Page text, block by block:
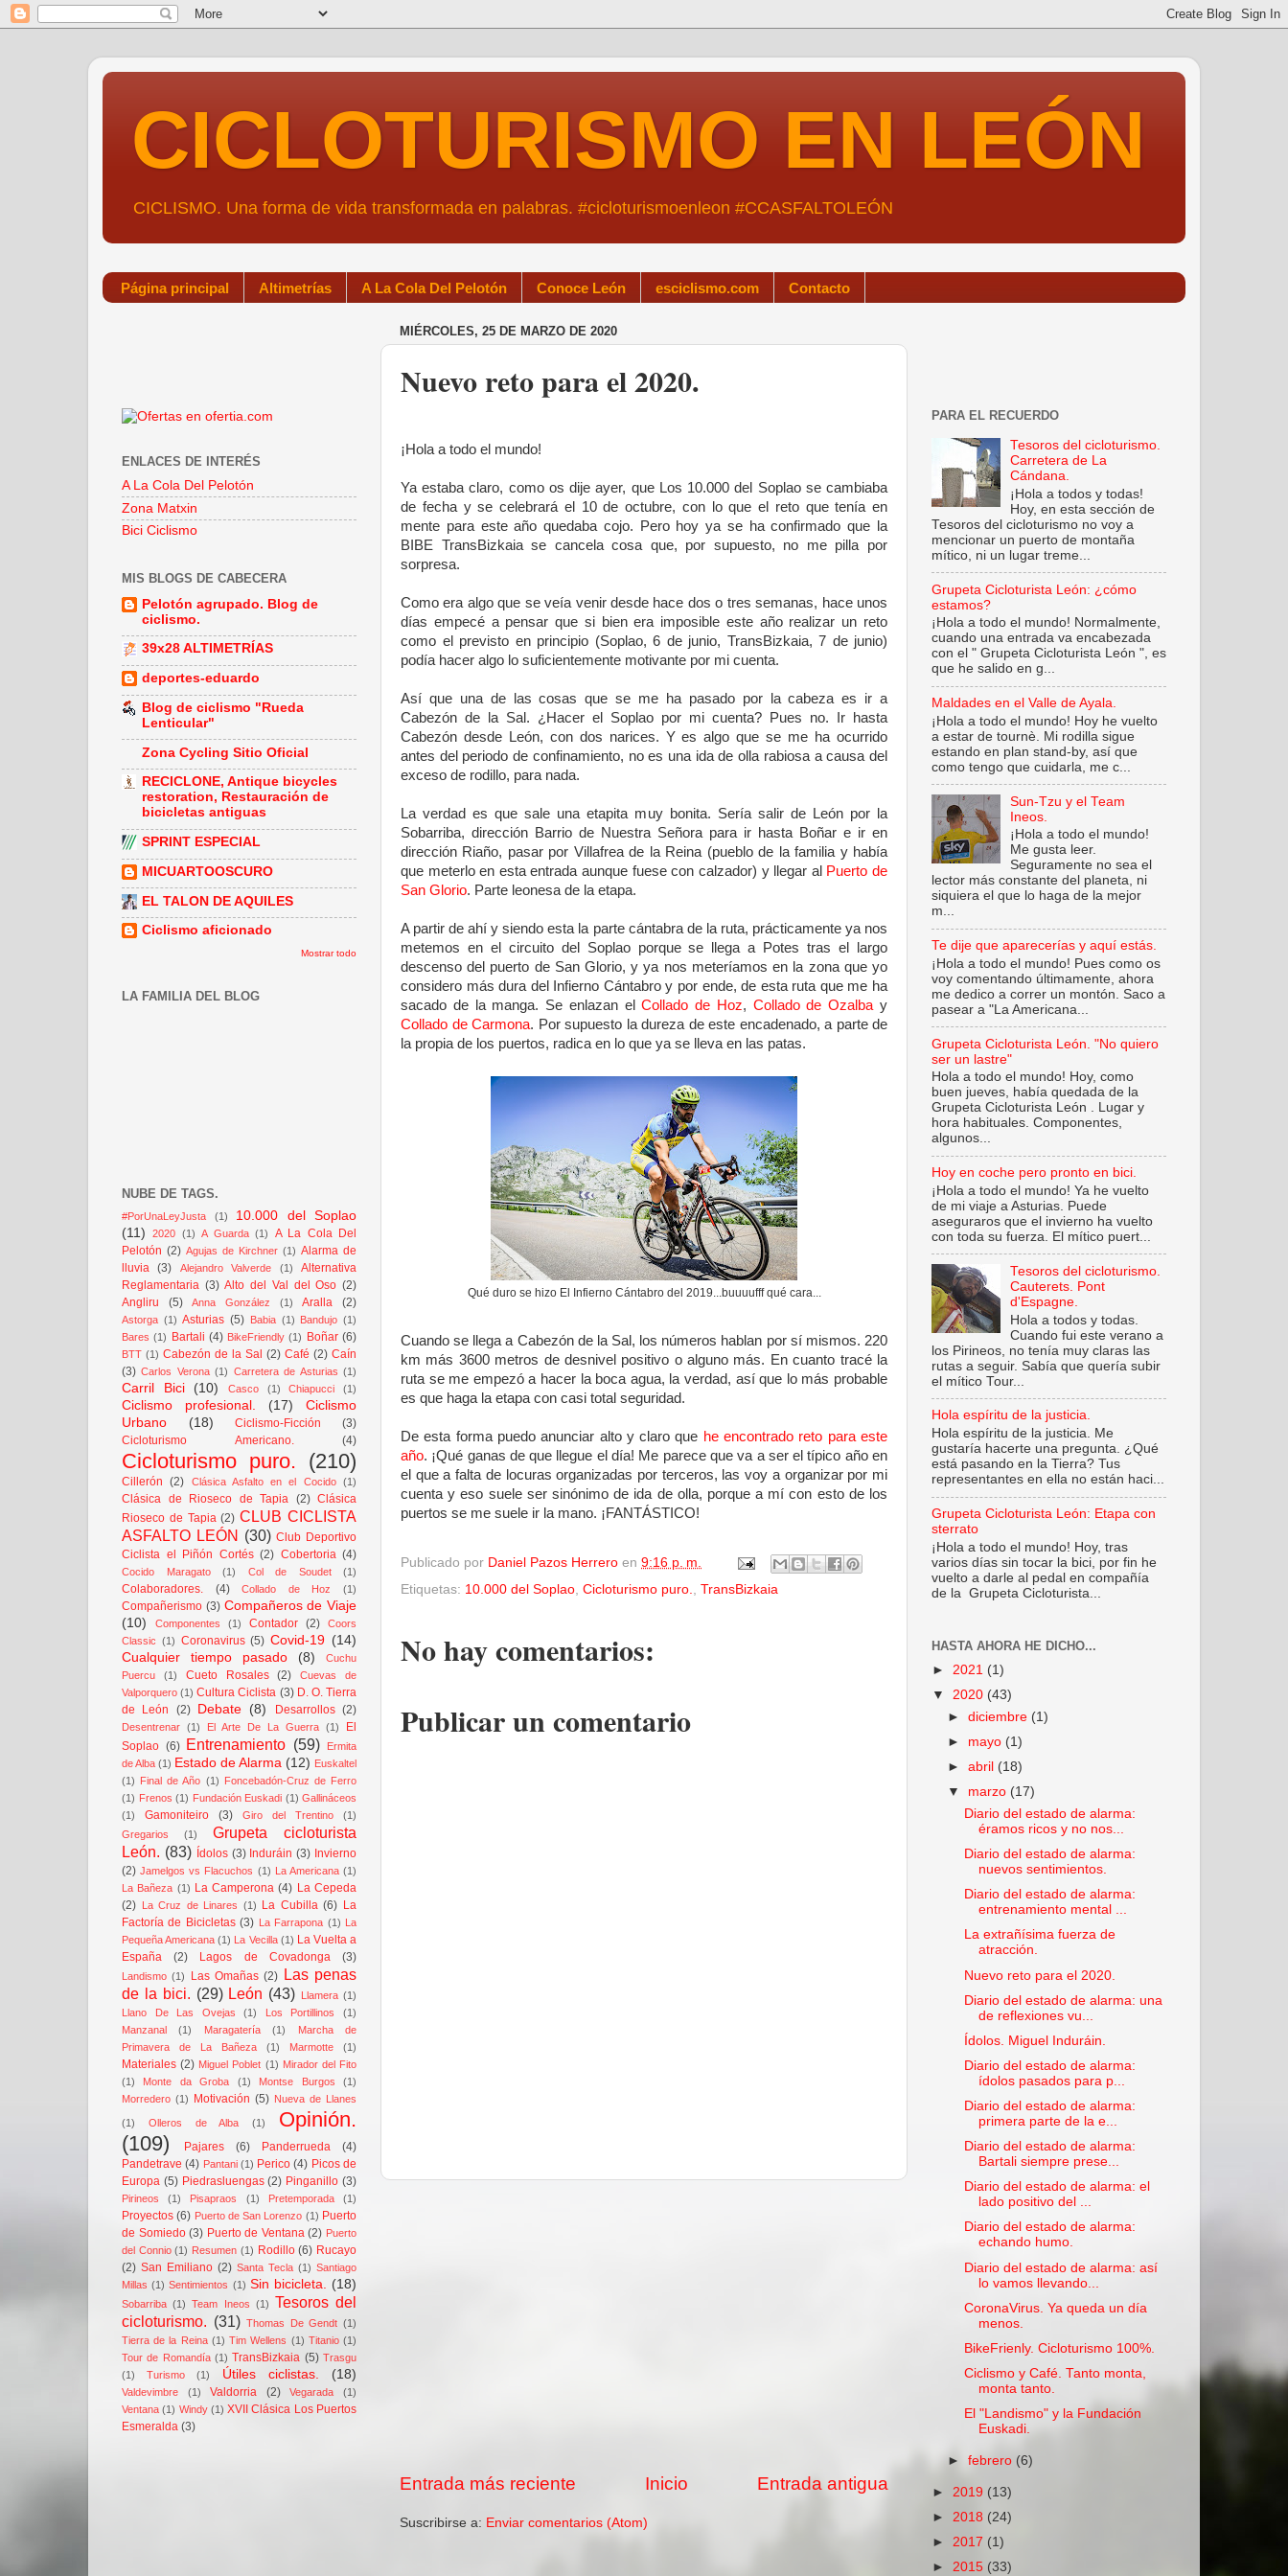
CICLOTURISMO EN LEÓN
CICLISMO. Una forma de vida transformada en palabras. #cicloturismoenleon #CCASFALTOLEÓN
Página principal Altimetrías A La Cola Del Pelotón Conoce León esciclismo.com Contacto
MIÉRCOLES, 25 DE MARZO DE 2020
Nuevo reto para el 2020.
¡Hola a todo el mundo!
Ya estaba claro, como os dije ayer, que Los 10.000 del Soplao se cambiaba
de fecha y se celebrará el 10 de octubre, con lo que el reto que tenía en
mente para este año quedaba cojo. Pero hoy ya se ha confirmado que la
BIBE TransBizkaia se cancela cosa que, por supuesto, no me pilla por
sorpresa.
Como era algo que se veía venir desde hace dos o tres semanas, hace unos
días empecé a pensar que si bien era imposible este año realizar un reto
como el previsto en principio (Soplao, 6 de junio, TransBizkaia, 7 de junio)
podía hacer algo lo suficientemente motivante por mi cuenta.
Así que una de las cosas que se me ha pasado por la cabeza es ir a
Cabezón de la Sal. ¿Hacer el Soplao por mi cuenta? Pues no. Ir hasta
Cabezón desde León, con dos narices. Y es algo que se me ha ocurrido
antes del periodo de confinamiento, no es una ida de olla rabiosa a causa del
exceso de rodillo, para nada.
La verdad es que sale una etapita muy bonita. Sería salir de León por la
Sobarriba, dirección Barrio de Nuestra Señora para ir hasta Boñar e ir en
dirección Riaño, pasar por Villafrea de la Reina (pueblo de la familia y había
que meterlo en esta entrada aunque fuese con calzador) y llegar al Puerto de
San Glorio. Parte leonesa de la etapa.
A partir de ahí y siendo esta la parte cántabra de la ruta, prácticamente ya nos
metemos en el circuito del Soplao porque se llega a Potes tras el largo
descenso del puerto de San Glorio, y ya nos meteríamos en la zona que yo
considero más dura del Infierno Cántabro y por ende, de esta ruta que me ha
sacado de la manga. Se enlazan elCollado de Hoz, Collado de Ozalbay
Collado de Carmona. Por supuesto la dureza de este encadenado, a parte de
la propia de los puertos, radica en lo que ya se lleva en las patas.
Qué duro se hizo El Infierno Cántabro del 2019...buuuufff qué cara...
Cuando se llega a Cabezón de la Sal, los números hablan por sí mismos. 220
km más 3600 metros de desnivel positivo o alguno más. En cuanto tracé la
ruta se me empezó a hacer la boca agua, la verdad, así que lo más probable
es que haga la etapa con casi total seguridad.
De esta forma puedo anunciar alto y claro que he encontrado reto para este
año. ¡Qué ganas de que llegue el día! Me parece que va a ser el típico año en
el que a falta de locuras organizadas por terceros, las voy a organizar por mi
cuenta y eso suele ser sinónimo de ida de olla, porque a mí con esto de los
puertos se me suele ir la mano. ¡FANTÁSTICO!
Publicado por Daniel Pazos Herrero en 9:16 p. m.
Etiquetas: 10.000 del Soplao, Cicloturismo puro., TransBizkaia
No hay comentarios:
Publicar un comentario
Entrada más reciente Entrada antigua
Inicio
Suscribirse a: Enviar comentarios (Atom)
ENLACES DE INTERÉS
A La Cola Del Pelotón
Zona Matxin
Bici Ciclismo
MIS BLOGS DE CABECERA
Pelotón agrupado. Blog de
ciclismo.
39x28 ALTIMETRÍAS
deportes-eduardo
Blog de ciclismo "Rueda
Lenticular"
Zona Cycling Sitio Oficial
RECICLONE, Antique bicycles
restoration, Restauración de
bicicletas antiguas
SPRINT ESPECIAL
MICUARTOOSCURO
EL TALON DE AQUILES
Ciclismo aficionado
Mostrar todo
LA FAMILIA DEL BLOG
NUBE DE TAGS.
#PorUnaLeyJusta (1)
10.000 del Soplao
(11)
2020 (1) A Guarda (1)
A La Cola Del
Pelotón (2) Agujas de Kirchner (1) Alarma de
lluvia
(3) Alejandro Valverde (1)
Alternativa
Reglamentaria (3) Alto del Val del Oso (2)
Angliru
(5) Anna González (1) Aralla (2)
Astorga (1) Asturias (5) Babia (1) Bandujo (1)
Bares (1) Bartali (4) BikeFriendly (1) Boñar (6)
BTT (1) Cabezón de la Sal (2) Café (2) Caín
(3) Carlos Verona (1) Carretera de Asturias (1)
Carril Bici (10) Casco (1) Chiapucci (1)
Ciclismo profesional. (17)
Ciclismo
Urbano
(18) Ciclismo-Ficción
(3)
Cicloturismo Americano.
(4)
Cicloturismo puro. (210)
Cillerón (2) Clásica Asfalto en el Cocido (1)
Clásica de Rioseco de Tapia (2) Clásica
Rioseco de Tapia (2) CLUB CICLISTA
ASFALTO LEÓN (30) Club Deportivo
Ciclista el Piñón Cortés (2) Cobertoria (4)
Cocido Maragato (1) Col de Soudet (1)
Colaboradores. (4) Collado de Hoz (1)
Compañerismo (3) Compañeros de Viaje
(10)
Componentes (1) Contador (2)
Coors
Classic (1) Coronavirus (5) Covid-19 (14)
Cualquier tiempo pasado
(8)
Cuchu
Puercu
(1) Cueto Rosales (2)
Cuevas de
Valporquero (1) Cultura Ciclista (3) D. O. Tierra
de León
(2) Debate (8) Desarrollos (2)
Desentrenar (1) El Arte De La Guerra (1)
El
Soplao (6) Entrenamiento (59)
Ermita
de Alba (1) Estado de Alarma (12) Euskaltel
(1) Final de Año (1) Foncebadón-Cruz de Ferro
(1) Frenos (1) Fundación Euskadi (1) Gallináceos
(1)
Gamoniteiro (3) Giro del Trentino
(1)
Gregarios
(1)
Grupeta cicloturista
León. (83) Ídolos (3) Induráin (3) Invierno
(2) Jamelgos vs Flacuchos (1) La Americana (1)
La Bañeza (1) La Camperona (4) La Cepeda
(2) La Cruz de Linares (1) La Cubilla (6) La
Factoría de Bicicletas (3) La Farrapona (1) La
Pequeña Americana (1) La Vecilla (1) La Vuelta a
España
(2) Lagos de Covadonga (3)
Landismo (1) Las Omañas (2) Las penas
de la bici. (29) León (43) Llamera (1)
Llano De Las Ovejas
(1) Los Portillinos
(1)
Manzanal
(1) Maragatería (1)
Marcha de
Primavera de La Bañeza
(1) Marmotte (1)
Materiales (2) Miguel Poblet (1) Mirador del Fito
(1)
Monte da Groba (1) Montse Burgos
(1)
Morredero (1) Motivación (5) Nueva de Llanes
(1) Olleros de Alba (1)
Opinión.
(109)
Pajares (6) Panderrueda
(4)
Pandetrave (4) Pantani (1) Perico (4) Picos de
Europa (5) Piedrasluengas (2) Pinganillo (3)
Pirineos (1) Pisapraos (1) Pretemporada (1)
Proyectos (6) Puerto de San Lorenzo (1) Puerto
de Somiedo (3) Puerto de Ventana (2) Puerto
del Connio (1) Resumen (1) Rodillo (6) Rucayo
(2) San Emiliano (2) Santa Tecla (1) Santiago
Millas (1) Sentimientos (1) Sin bicicleta. (18)
Sobarriba (1) Team Ineos (1) Tesoros del
cicloturismo. (31) Thomas De Gendt (1)
Tierra de la Reina (1) Tim Wellens (1) Titanio (1)
Tour de Romandía (1) TransBizkaia (5) Trasgu
(1)
Turismo (1) Útiles ciclistas. (18)
Valdevimbre (1) Valdorria (2) Vegarada
(1)
Ventana (1) Windy (1) XVII Clásica Los Puertos
Esmeralda (3)
PARA EL RECUERDO
Tesoros del cicloturismo.
Carretera de La
Cándana.
¡Hola a todos y todas!
Hoy, en esta sección de
Tesoros del cicloturismo no voy a
mencionar un puerto de montaña
mítico, ni un lugar treme...
Grupeta Cicloturista León: ¿cómo
estamos?
¡Hola a todo el mundo! Normalmente,
cuando una entrada va encabezada
con el " Grupeta Cicloturista León ", es
que he salido en g...
Maldades en el Valle de Ayala.
¡Hola a todo el mundo! Hoy he vuelto
a estar de tournè. Mi rodilla sigue
estando en plan stand-by, así que
como tengo que cuidarla, me c...
Sun-Tzu y el Team
Ineos.
¡Hola a todo el mundo!
Me gusta leer.
Seguramente no sea el
lector más constante del planeta, ni
siquiera el que lo haga de la mejor
m...
Te dije que aparecerías y aquí estás.
¡Hola a todo el mundo! Pues como os
voy comentando últimamente, ahora
me dedico a correr un montón. Saco a
pasear a "La Americana...
Grupeta Cicloturista León. "No quiero
ser un lastre"
Hola a todo el mundo! Hoy, como
buen jueves, había quedada de la
Grupeta Cicloturista León . Lugar y
hora habituales. Componentes,
algunos...
Hoy en coche pero pronto en bici.
¡Hola a todo el mundo! Ya he vuelto
de mi viaje a Asturias. Puede
aseguraros que el invierno ha vuelto
con toda su fuerza. El mítico puert...
Tesoros del cicloturismo.
Cauterets. Pont
d'Espagne.
Hola a todos y todas.
Cuando fui este verano a
los Pirineos, no tenía muy claras las
rutas a seguir. Sabía que quería subir
el mítico Tour...
Hola espíritu de la justicia.
Hola espíritu de la justicia. Me
gustaría hacerte una pregunta. ¿Qué
está pasando en la Tierra? Tus
representantes en ella no están haci...
Grupeta Cicloturista León: Etapa con
sterrato
¡Hola a todo el mundo! Hoy, tras
varios días sin tocar la bici, por fin he
vuelto a darle al pedal en compañía
de la Grupeta Cicloturista...
HASTA AHORA HE DICHO...
► 2021 (1)
▼ 2020 (43)
►diciembre (1)
► mayo (1)
►abril (18)
▼ marzo (17)
Diario del estado de alarma:
éramos ricos y no nos...
Diario del estado de alarma:
nuevos sentimientos.
Diario del estado de alarma:
entrenamiento mental ...
La extrañísima fuerza de
atracción.
Nuevo reto para el 2020.
Diario del estado de alarma: una
de reflexiones vu...
Ídolos. Miguel Induráin.
Diario del estado de alarma:
ídolos pasados para p...
Diario del estado de alarma:
primera parte de la e...
Diario del estado de alarma:
Bartali siempre prese...
Diario del estado de alarma: el
lado positivo del ...
Diario del estado de alarma:
echando humo.
Diario del estado de alarma: así
lo vamos llevando...
CoronaVirus. Ya queda un día
menos.
BikeFrienly. Cicloturismo 100%.
Ciclismo y Café. Tanto monta,
monta tanto.
El "Landismo" y la Fundación
Euskadi.
►febrero (6)
► 2019 (13)
► 2018 (24)
► 2017 (1)
► 2015 (33)